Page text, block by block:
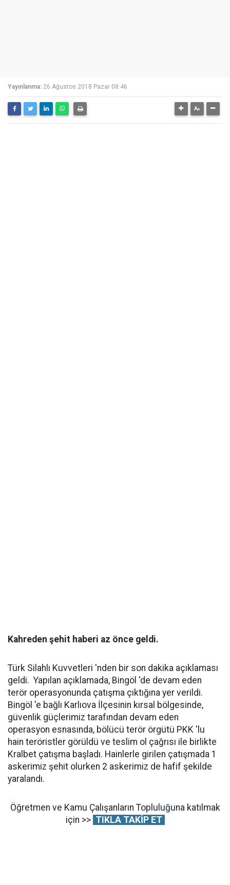
Yayınlanma: 26 Ağustos 2018 Pazar 08:46
Kahreden şehit haberi az önce geldi.
Türk Silahlı Kuvvetleri 'nden bir son dakika açıklaması
geldi. Yapılan açıklamada, Bingöl 'de devam eden
terör operasyonunda çatışma çıktığına yer verildi.
Bingöl 'e bağlı Karlıova İlçesinin kırsal bölgesinde,
güvenlik güçlerimiz tarafından devam eden
operasyon esnasında, bölücü terör örgütü PKK 'lu
hain teröristler görüldü ve teslim ol çağrısı ile birlikte
Kralbet çatışma başladı. Hainlerle girilen çatışmada 1
askerimiz şehit olurken 2 askerimiz de hafif şekilde
yaralandı.
Öğretmen ve Kamu Çalışanların Topluluğuna katılmak
için >> TIKLA TAKİP ET